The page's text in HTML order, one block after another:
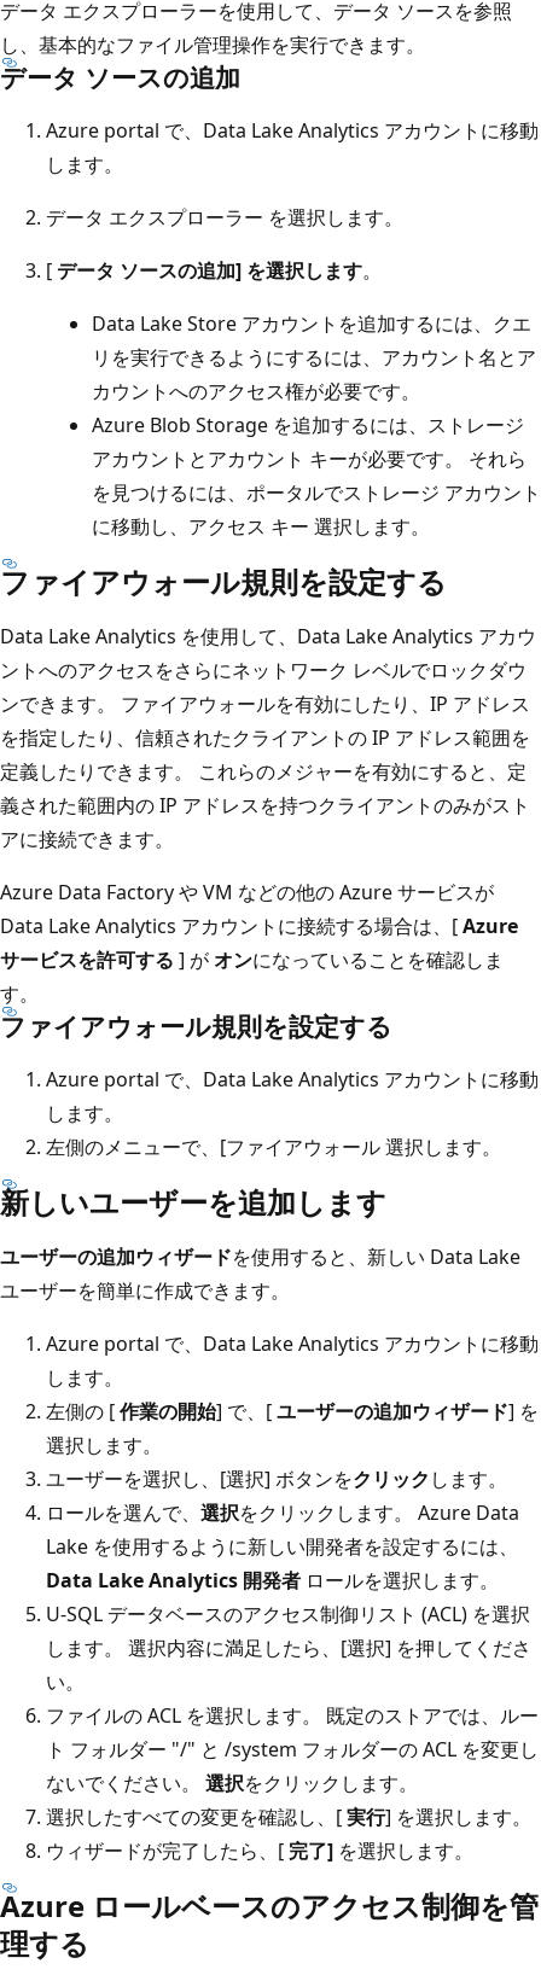
データ エクスプローラーを使用して、データ ソースを参照
し、基本的なファイル管理操作を実行できます。
データ ソースの追加
Azure portal で、Data Lake Analytics アカウントに移動
します。
データ エクスプローラー を選択します。
[ データ ソースの追加] を選択します。
Data Lake Store アカウントを追加するには、クエ
リを実行できるようにするには、アカウント名とア
カウントへのアクセス権が必要です。
Azure Blob Storage を追加するには、ストレージ
アカウントとアカウント キーが必要です。 それら
を見つけるには、ポータルでストレージ アカウント
に移動し、アクセス キー 選択します。
ファイアウォール規則を設定する
Data Lake Analytics を使用して、Data Lake Analytics アカウ
ントへのアクセスをさらにネットワーク レベルでロックダウ
ンできます。 ファイアウォールを有効にしたり、IP アドレス
を指定したり、信頼されたクライアントの IP アドレス範囲を
定義したりできます。 これらのメジャーを有効にすると、定
義された範囲内の IP アドレスを持つクライアントのみがスト
アに接続できます。
Azure Data Factory や VM などの他の Azure サービスが
Data Lake Analytics アカウントに接続する場合は、[Azure
サービスを許可する ] が オンになっていることを確認しま
す。
ファイアウォール規則を設定する
Azure portal で、Data Lake Analytics アカウントに移動
します。
左側のメニューで、[ファイアウォール選択します。
新しいユーザーを追加します
ユーザーの追加ウィザードを使用すると、新しい Data Lake
ユーザーを簡単に作成できます。
Azure portal で、Data Lake Analytics アカウントに移動
します。
左側の [作業の開始] で、[ユーザーの追加ウィザード] を
選択します。
ユーザーを選択し、[選択] ボタンをクリック します。
ロールを選んで、 選択をクリックします。 Azure Data
Lake を使用するように新しい開発者を設定するには、
Data Lake Analytics 開発者 ロールを選択します。
U-SQL データベースのアクセス制御リスト (ACL) を選択
します。 選択内容に満足したら、[選択] を押してくださ
い。
ファイルの ACL を選択します。 既定のストアでは、ルー
ト フォルダー "/" と /system フォルダーの ACL を変更し
ないでください。 選択をクリックします。
選択したすべての変更を確認し、[実行] を選択します。
ウィザードが完了したら、[ 完了] を選択します。
Azure ロールベースのアクセス制御を管
理する